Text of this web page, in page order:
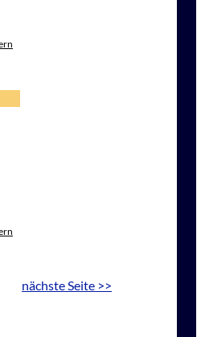
nächste Seite >>